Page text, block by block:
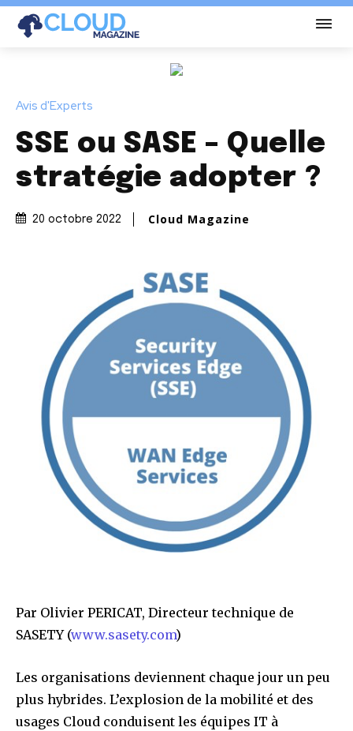
Avis d'Experts
SSE ou SASE – Quelle
stratégie adopter ?
20 octobre 2022 Cloud Magazine
Par Olivier PERICAT, Directeur technique de
SASETY (www.sasety.com)
Les organisations deviennent chaque jour un peu
plus hybrides. L’explosion de la mobilité et des
usages Cloud conduisent les équipes IT à